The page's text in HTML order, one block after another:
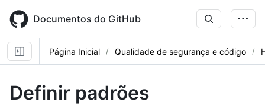
main
content
Documentos do GitHub
Página Inicial Qualidade de segurança e código
Definir padrões